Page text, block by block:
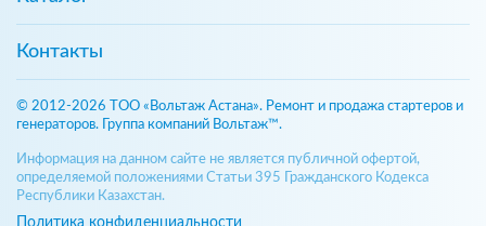
Контакты
© 2012-2026 ТОО «Вольтаж Астана». Ремонт и продажа стартеров и
генераторов. Группа компаний Вольтаж™.
Информация на данном сайте не является публичной офертой,
определяемой положениями Статьи 395 Гражданского Кодекса
Республики Казахстан.
Политика конфиденциальности